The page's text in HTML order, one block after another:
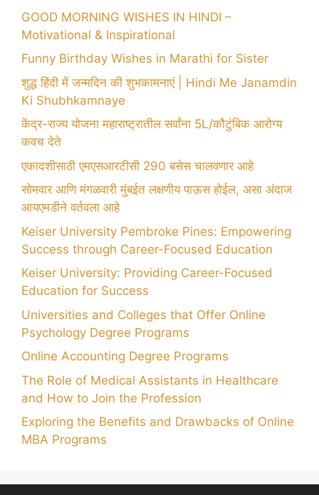
GOOD MORNING WISHES IN HINDI –
Motivational & Inspirational
Funny Birthday Wishes in Marathi for Sister
शुद्ध हिंदी में जन्मदिन की शुभकामनाएं | Hindi Me Janamdin
Ki Shubhkamnaye
केंद्र-राज्य योजना महाराष्ट्रातील सर्वांना 5L/कौटुंबिक आरोग्य
कवच देते
एकादशीसाठी एमएसआरटीसी 290 बसेस चालवणार आहे
सोमवार आणि मंगळवारी मुंबईत लक्षणीय पाऊस होईल, असा अंदाज
आयएमडीने वर्तवला आहे
Keiser University Pembroke Pines: Empowering
Success through Career-Focused Education
Keiser University: Providing Career-Focused
Education for Success
Universities and Colleges that Offer Online
Psychology Degree Programs
Online Accounting Degree Programs
The Role of Medical Assistants in Healthcare
and How to Join the Profession
Exploring the Benefits and Drawbacks of Online
MBA Programs